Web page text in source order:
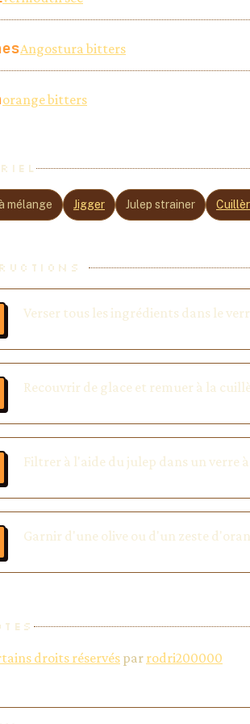
Angostura bitters
orange bitters
mélange Jigger Julep strainer
Verser tous les ingrédients dans le
Recouvrir de glace et remuer à la
Filtrer à l'aide du julep dans un
Garnir d'une olive ou d'un zeste
droits réservéspar rodri200000